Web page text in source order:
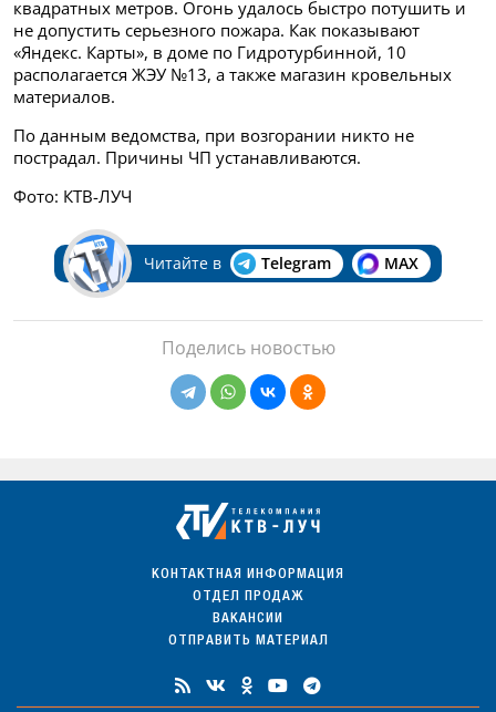
квадратных метров. Огонь удалось быстро потушить и
не допустить серьезного пожара. Как показывают
«Яндекс. Карты», в доме по Гидротурбинной, 10
располагается ЖЭУ №13, а также магазин кровельных
материалов.
По данным ведомства, при возгорании никто не
пострадал. Причины ЧП устанавливаются.
Фото: КТВ-ЛУЧ
Читайте в Telegram MAX
Поделись новостью
КОНТАКТНАЯ ИНФОРМАЦИЯ
ОТДЕЛ ПРОДАЖ
ВАКАНСИИ
ОТПРАВИТЬ МАТЕРИАЛ